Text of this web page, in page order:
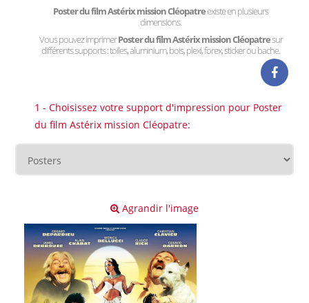
Poster du film Astérix mission Cléopatreexiste en plusieurs
dimensions.
Vous pouvez imprimerPoster du film Astérix mission Cléopatresur
différents supports : toiles, aluminium, bois, plexi, forex, sticker ou bache.
1 - Choisissez votre support d'impression pour Poster
du film Astérix mission Cléopatre:
Agrandir l'image